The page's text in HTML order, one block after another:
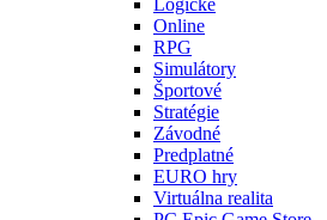
Logické
Online
RPG
Simulátory
Športové
Stratégie
Závodné
Predplatné
EURO hry
Virtuálna realita